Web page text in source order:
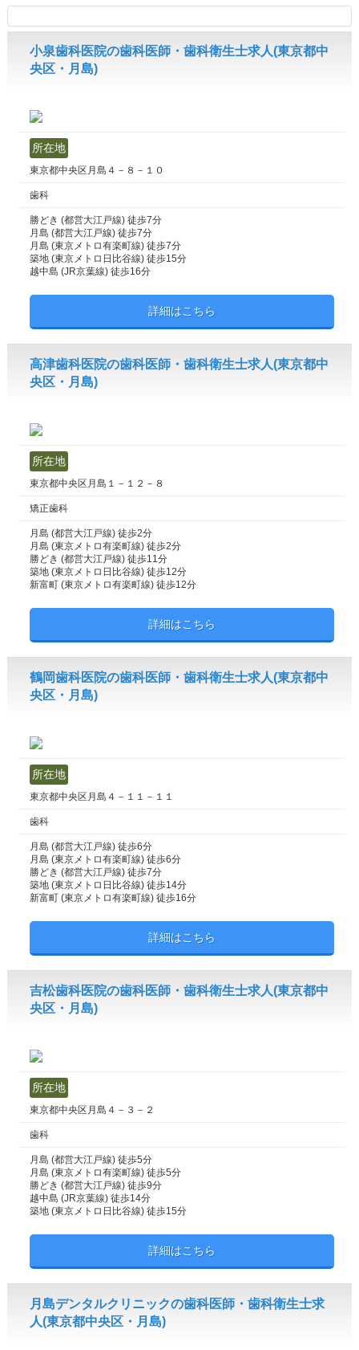
小泉歯科医院の歯科医師・歯科衛生士求人(東京都中
央区・月島)
所在地
東京都中央区月島４－８－１０
歯科
勝どき (都営大江戸線) 徒歩7分
月島 (都営大江戸線) 徒歩7分
月島 (東京メトロ有楽町線) 徒歩7分
築地 (東京メトロ日比谷線) 徒歩15分
越中島 (JR京葉線) 徒歩16分
詳細はこちら
高津歯科医院の歯科医師・歯科衛生士求人(東京都中
央区・月島)
所在地
東京都中央区月島１－１２－８
矯正歯科
月島 (都営大江戸線) 徒歩2分
月島 (東京メトロ有楽町線) 徒歩2分
勝どき (都営大江戸線) 徒歩11分
築地 (東京メトロ日比谷線) 徒歩12分
新富町 (東京メトロ有楽町線) 徒歩12分
詳細はこちら
鶴岡歯科医院の歯科医師・歯科衛生士求人(東京都中
央区・月島)
所在地
東京都中央区月島４－１１－１１
歯科
月島 (都営大江戸線) 徒歩6分
月島 (東京メトロ有楽町線) 徒歩6分
勝どき (都営大江戸線) 徒歩7分
築地 (東京メトロ日比谷線) 徒歩14分
新富町 (東京メトロ有楽町線) 徒歩16分
詳細はこちら
吉松歯科医院の歯科医師・歯科衛生士求人(東京都中
央区・月島)
所在地
東京都中央区月島４－３－２
歯科
月島 (都営大江戸線) 徒歩5分
月島 (東京メトロ有楽町線) 徒歩5分
勝どき (都営大江戸線) 徒歩9分
越中島 (JR京葉線) 徒歩14分
築地 (東京メトロ日比谷線) 徒歩15分
詳細はこちら
月島デンタルクリニックの歯科医師・歯科衛生士求
人(東京都中央区・月島)